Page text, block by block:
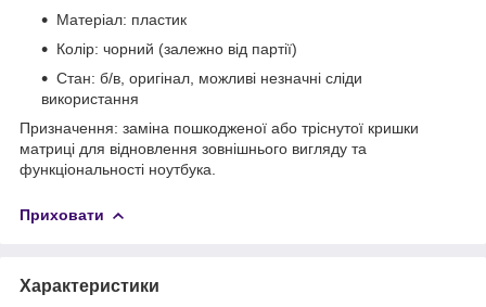
Матеріал: пластик
Колір: чорний (залежно від партії)
Стан: б/в, оригінал, можливі незначні сліди
використання
Призначення: заміна пошкодженої або тріснутої кришки
матриці для відновлення зовнішнього вигляду та
функціональності ноутбука.
Приховати
Характеристики